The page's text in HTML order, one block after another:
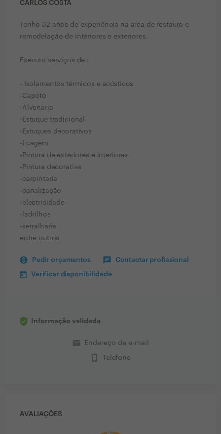
CARLOS COSTA
Tenho 32 anos de experiência na área de restauro e
remodelação de interiores e exteriores.
Executo serviços de :
- Isolamentos térmicos e acústicos
-Capoto
-Alvenaria
-Estuque tradicional
-Estuques decorativos
-Lcagem
-Pintura de exteriores e interiores
-Pintura decorativa
-carpintaria
-canalização
-electricidade
-ladrilhos
-serralharia
entre outros
Pedir orçamentos Contactar profissional
Verificar disponibilidade
Informação validada
email Endereço de e-mail
phone_iphone Telefone
AVALIAÇÕES